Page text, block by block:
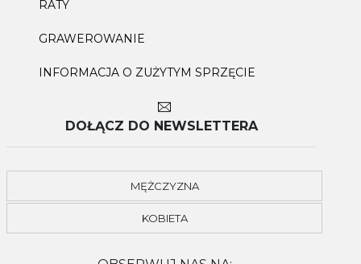
RATY
GRAWEROWANIE
INFORMACJA O ZUŻYTYM SPRZĘCIE
DOŁĄCZ DO NEWSLETTERA
MĘŻCZYZNA
KOBIETA